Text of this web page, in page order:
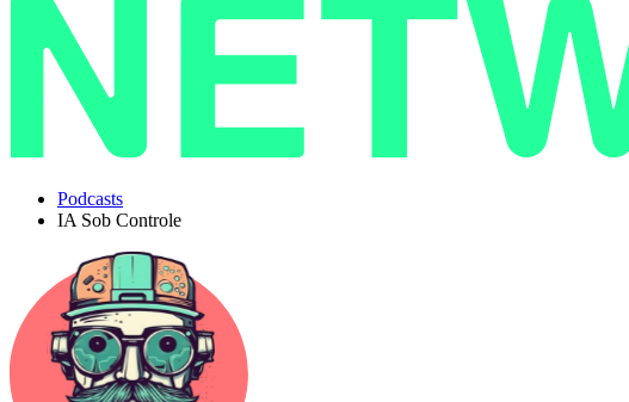
Podcasts
IA Sob Controle